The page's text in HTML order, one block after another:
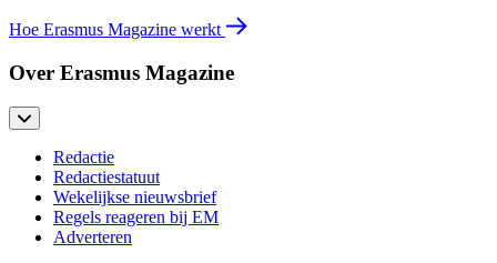
Hoe Erasmus Magazine werkt
Over Erasmus Magazine
Redactie
Redactiestatuut
Wekelijkse nieuwsbrief
Regels reageren bij EM
Adverteren